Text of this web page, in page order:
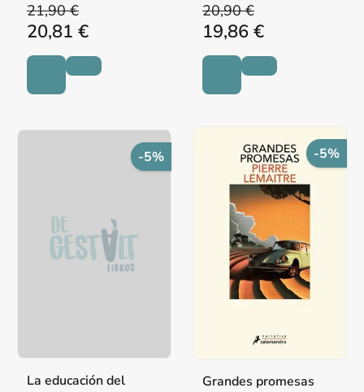
21,90 €
20,81 €
20,90 €
19,86 €
-5%
La educación del
-5%
Grandes promesas